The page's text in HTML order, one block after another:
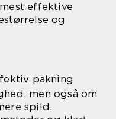
effektive
og
pakning
men også om
spild.